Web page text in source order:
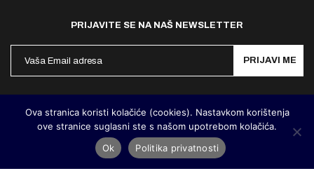
PRIJAVITE SE NA NAŠ NEWSLETTER
PRIJAVI ME
MarieClaire Hrvatska 2026. Designed and developed by Cubes
Ova stranica koristi kolačiće (cookies). Nastavkom korištenja
ove stranice suglasni ste s našom upotrebom kolačića.
Ok
Politika privatnosti